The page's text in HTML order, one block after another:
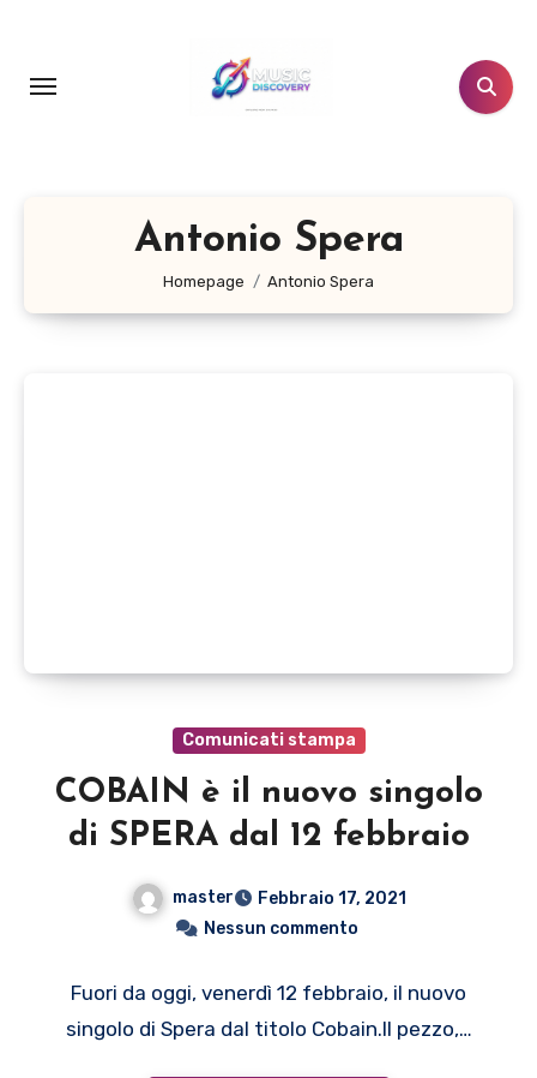
contenuto
Antonio Spera
Homepage Antonio Spera
Comunicati stampa
COBAIN è il nuovo singolo
di SPERA dal 12 febbraio
master
Febbraio 17, 2021
Nessun commento
Fuori da oggi, venerdì 12 febbraio, il nuovo
singolo di Spera dal titolo Cobain.Il pezzo,…